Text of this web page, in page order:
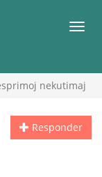
nekutimaj
Responder